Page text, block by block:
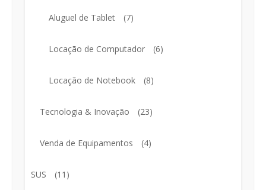
Aluguel de Tablet (7)
Locação de Computador (6)
Locação de Notebook (8)
Tecnologia & Inovação (23)
Venda de Equipamentos (4)
SUS (11)